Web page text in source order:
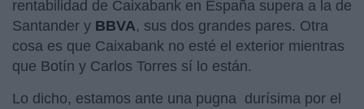
rentabilidad de Caixabank en España supera a la de
Santander y BBVA, sus dos grandes pares. Otra
cosa es que Caixabank no esté el exterior mientras
que Botín y Carlos Torres sí lo están.
Lo dicho, estamos ante una pugna durísima por el